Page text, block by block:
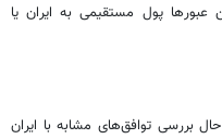
عبورها پول مستقیمی به ایران یا
بررسی توافق‌های مشابه با ایران